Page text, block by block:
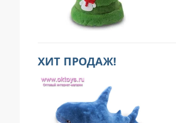
ХИТ ПРОДАЖ!